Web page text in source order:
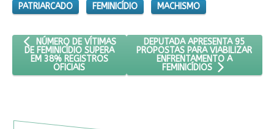
PATRIARCADO FEMINICÍDIO MACHISMO
ARTIGO ANTERIOR: NÚMERO DE VÍTIMAS DE FEMINICÍDIO
NÚMERO DE VÍTIMAS
DE FEMINICÍDIO SUPERA
EM 38% REGISTROS
OFICIAIS
PRÓXIMO ARTIGO: DEPUTADA
DEPUTADA APRESENTA 95
PROPOSTAS PARA VIABILIZAR
ENFRENTAMENTO A
FEMINICÍDIOS